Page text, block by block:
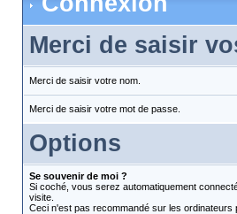
Merci de saisir
Merci de saisir votre nom.
Merci de saisir votre mot de passe.
Options
Se souvenir de moi ?
Si coché, vous serez automatiquement
visite.
Ceci n'est pas recommandé sur les ordinateurs